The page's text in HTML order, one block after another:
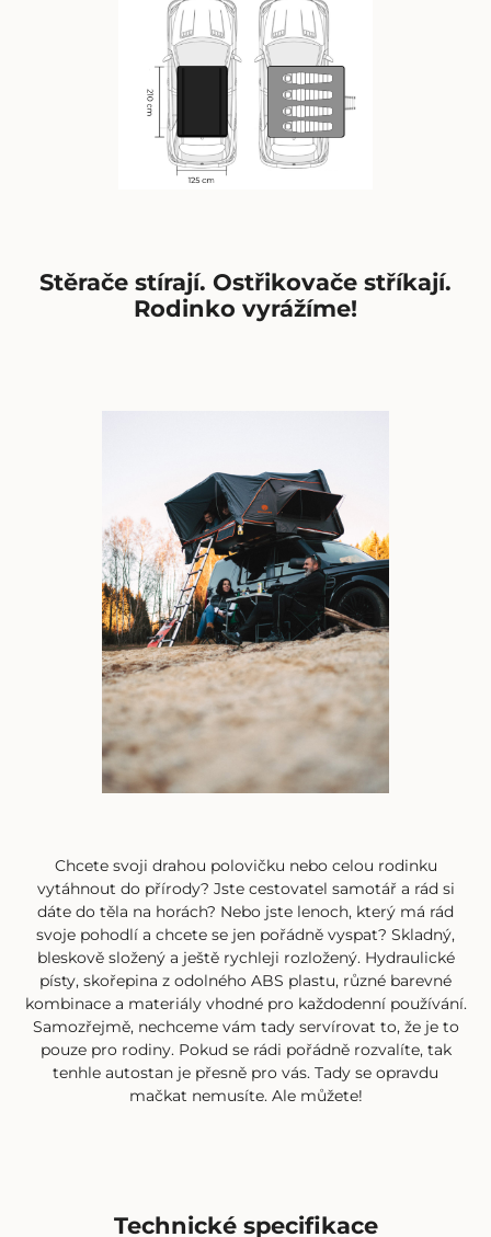
Stěrače stírají. Ostřikovače stříkají.
Rodinko vyrážíme!
Chcete svoji drahou polovičku nebo celou rodinku
vytáhnout do přírody? Jste cestovatel samotář a rád si
dáte do těla na horách? Nebo jste lenoch, který má rád
svoje pohodlí a chcete se jen pořádně vyspat? Skladný,
bleskově složený a ještě rychleji rozložený. Hydraulické
písty, skořepina z odolného ABS plastu, různé barevné
kombinace a materiály vhodné pro každodenní používání.
Samozřejmě, nechceme vám tady servírovat to, že je to
pouze pro rodiny. Pokud se rádi pořádně rozvalíte, tak
tenhle autostan je přesně pro vás. Tady se opravdu
mačkat nemusíte. Ale můžete!
Technické specifikace